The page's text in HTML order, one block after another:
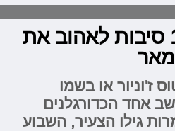
"מלך הביצה": 10 סיבות לאהוב את
ז'וניור או בשמו
אחד הכדורגלנים
גילו הצעיר, השבוע